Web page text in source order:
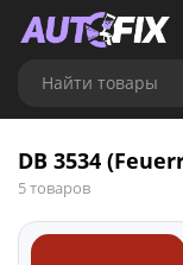
Найти товары
DB 3534
5 товаров